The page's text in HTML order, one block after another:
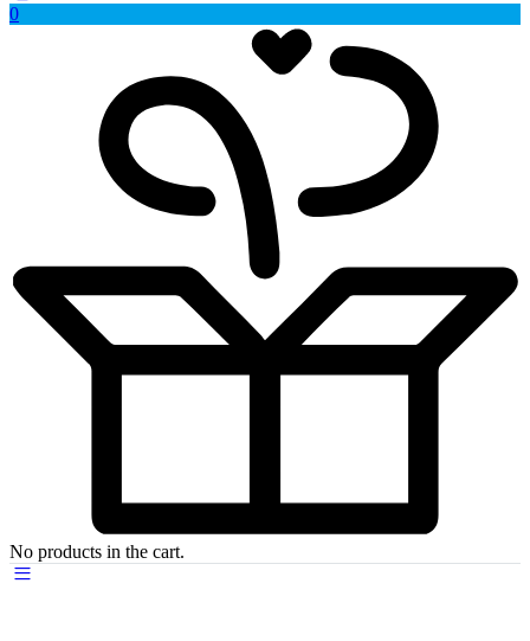
0
No products in the cart.